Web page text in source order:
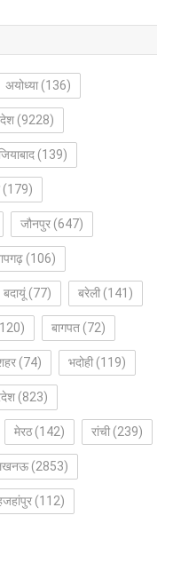
अयोध्या(136)
(9228)
(139)
(179)
जौनपुर(647)
(106)
बदायूं(77) बरेली(141)
बागपत(72)
(74) भदोही(119)
(823)
मेरठ(142) रांची(239)
(2853)
(112)